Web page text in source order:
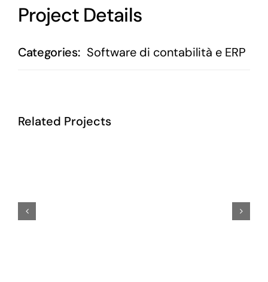
Project Details
Categories: Software di contabilità e ERP
Related Projects